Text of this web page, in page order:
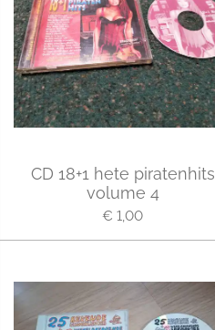
CD 18+1 hete piratenhits
volume 4
€ 1,00